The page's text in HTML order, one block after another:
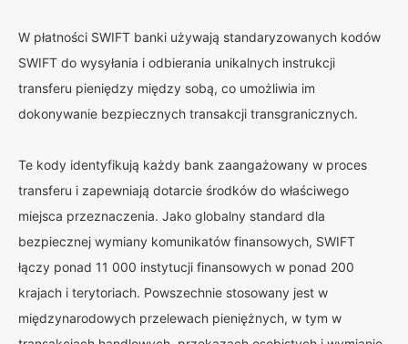
W płatności SWIFT banki używają standaryzowanych kodów
SWIFT do wysyłania i odbierania unikalnych instrukcji
transferu pieniędzy między sobą, co umożliwia im
dokonywanie bezpiecznych transakcji transgranicznych.
Te kody identyfikują każdy bank zaangażowany w proces
transferu i zapewniają dotarcie środków do właściwego
miejsca przeznaczenia. Jako globalny standard dla
bezpiecznej wymiany komunikatów finansowych, SWIFT
łączy ponad 11 000 instytucji finansowych w ponad 200
krajach i terytoriach. Powszechnie stosowany jest w
międzynarodowych przelewach pieniężnych, w tym w